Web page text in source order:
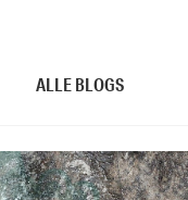
ALLE BLOGS